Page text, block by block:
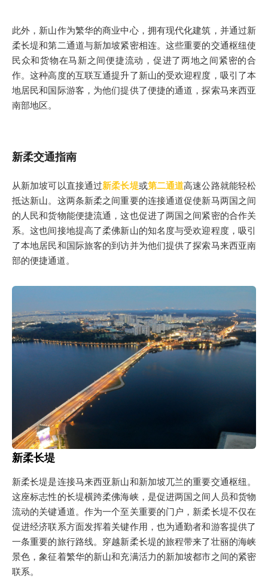
此外，新山作为繁华的商业中心，拥有现代化建筑，并通过新
柔长堤和第二通道与新加坡紧密相连。这些重要的交通枢纽使
民众和货物在马新之间便捷流动，促进了两地之间紧密的合
作。这种高度的互联互通提升了新山的受欢迎程度，吸引了本
地居民和国际游客，为他们提供了便捷的通道，探索马来西亚
南部地区。
新柔交通指南
从新加坡可以直接通过新柔长堤或第二通道高速公路就能轻松
抵达新山。这两条新柔之间重要的连接通道促使新马两国之间
的人民和货物能便捷流通，这也促进了两国之间紧密的合作关
系。这也间接地提高了柔佛新山的知名度与受欢迎程度，吸引
了本地居民和国际旅客的到访并为他们提供了探索马来西亚南
部的便捷通道。
新柔长堤
新柔长堤是连接马来西亚新山和新加坡兀兰的重要交通枢纽。
这座标志性的长堤横跨柔佛海峡，是促进两国之间人员和货物
流动的关键通道。作为一个至关重要的门户，新柔长堤不仅在
促进经济联系方面发挥着关键作用，也为通勤者和游客提供了
一条重要的旅行路线。穿越新柔长堤的旅程带来了壮丽的海峡
景色，象征着繁华的新山和充满活力的新加坡都市之间的紧密
联系。